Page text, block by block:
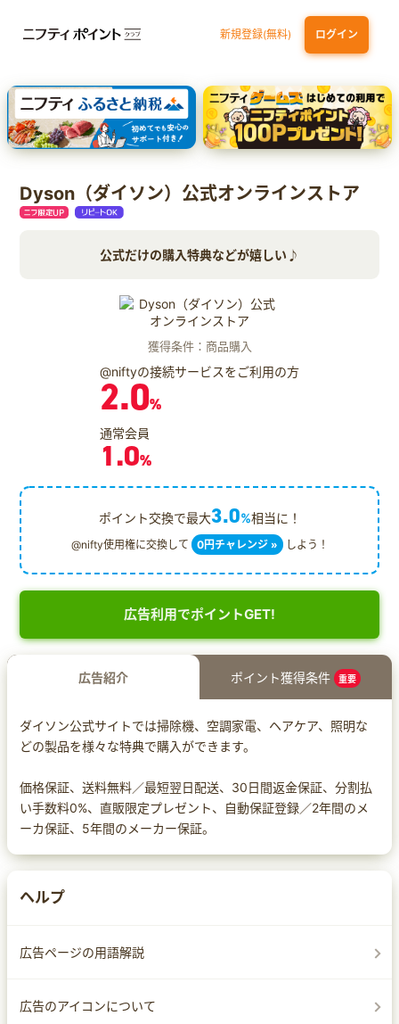
新規登録(無料) ログイン
三井住友カード ゴールド（NL）（家族カード発行） dカード GOLD
【実質初月無料】DMM | Disney+(ディズニープラス) セットプラン
SBI証券 確定拠出年金（iDeCo）
Dyson（ダイソン）公式オンラインストア
公式だけの購入特典などが嬉しい♪
獲得条件：商品購入
@niftyの接続サービスをご利用の方
2.0%
通常会員
1.0%
ポイント交換で最大3.0%相当に！
@nifty使用権に交換して 0円チャレンジ » しよう！
広告利用でポイントGET!
広告紹介 ポイント獲得条件 重要
ダイソン公式サイトでは掃除機、空調家電、ヘアケア、照明な
どの製品を様々な特典で購入ができます。
価格保証、送料無料／最短翌日配送、30日間返金保証、分割払
い手数料0%、直販限定プレゼント、自動保証登録／2年間のメ
ーカ保証、5年間のメーカー保証。
ヘルプ
広告ページの用語解説
広告のアイコンについて